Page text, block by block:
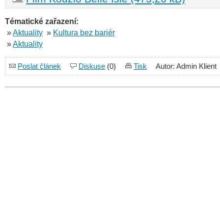
Tématické zařazení:
»Aktuality » Kultura bez bariér
»Aktuality
Poslat článek Diskuse (0) Tisk Autor: Admin Klient